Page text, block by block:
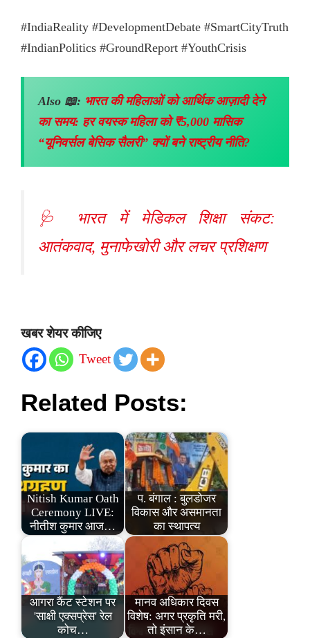
#IndiaReality #DevelopmentDebate #SmartCityTruth
#IndianPolitics #GroundReport #YouthCrisis
Also 📖: भारत की महिलाओं को आर्थिक आज़ादी देने
का समय: हर वयस्क महिला को ₹5,000 मासिक
“यूनिवर्सल बेसिक सैलरी” क्यों बने राष्ट्रीय नीति?
🩺 भारत में मेडिकल शिक्षा संकट:
आतंकवाद, मुनाफेखोरी और लचर प्रशिक्षण
खबर शेयर कीजिए
Tweet
Related Posts:
Nitish Kumar Oath
Ceremony LIVE:
नीतीश कुमार आज…
प. बंगाल : बुलडोजर
विकास और असमानता
का स्थापत्य
आगरा कैंट स्टेशन पर
'साक्षी एक्सप्रेस' रेल
कोच…
मानव अधिकार दिवस
विशेष: अगर प्रकृति मरी,
तो इंसान के…